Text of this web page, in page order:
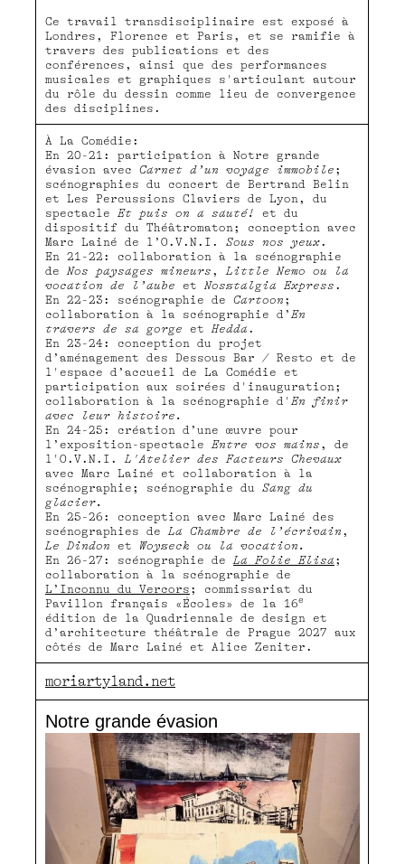
Ce travail transdisciplinaire est exposé à
Londres, Florence et Paris, et se ramifie à
travers des publications et des
conférences, ainsi que des performances
musicales et graphiques s'articulant autour
du rôle du dessin comme lieu de convergence
des disciplines.
À La Comédie:
En 20-21: participation à Notre grande
évasion avec Carnet d’un voyage immobile ;
scénographies du concert de Bertrand Belin
et Les Percussions Claviers de Lyon, du
spectacle Et puis on a sauté!
et du
dispositif du Théâtromaton; conception avec
Marc Lainé de l’O.V.N.I. Sous nos yeux.
En 21-22: collaboration à la scénographie
de Nos paysages mineurs , Little Nemo ou la
vocation de l’aube et Nosztalgia Express .
En 22-23: scénographie de Cartoon ;
collaboration à la scénographie d’ En
travers de sa gorge et Hedda .
En 23-24: conception du projet
d’aménagement des Dessous Bar / Resto et de
l'espace d’accueil de La Comédie et
participation aux soirées d'inauguration;
collaboration à la scénographie d' En finir
avec leur histoire.
En 24-25: création d’une œuvre pour
l’exposition-spectacle Entre vos mains , de
l'O.V.N.I. L'Atelier des Facteurs Chevaux
avec Marc Lainé et collaboration à la
scénographie; scénographie du Sang du
glacier.
En 25-26: conception avec Marc Lainé des
scénographies de La Chambre de l’écrivain ,
Le Dindon et Woyzeck ou la vocation.
En 26-27: scénographie de La Folie Elisa ;
collaboration à la scénographie de
L’Inconnu du Vercors ; commissariat du
Pavillon français «Écoles» de la 16e
édition de la Quadriennale de design et
d’architecture théâtrale de Prague 2027 aux
côtés de Marc Lainé et Alice Zeniter.
moriartyland.net
Notre grande évasion